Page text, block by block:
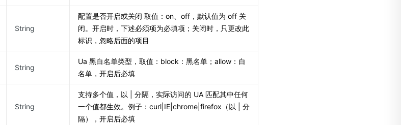
String
配置是否开启或关闭 取值：on、off，默认值为 off 关
闭。开启时，下述必须项为必填项；关闭时，只更改此
标识，忽略后面的项目
String
Ua 黑白名单类型，取值：block：黑名单；allow：白
名单，开启后必填
String
支持多个值，以 | 分隔，实际访问的 UA 匹配其中任何
一个值都生效。例子：curl|IE|chrome|firefox（以 | 分
隔），开启后必填